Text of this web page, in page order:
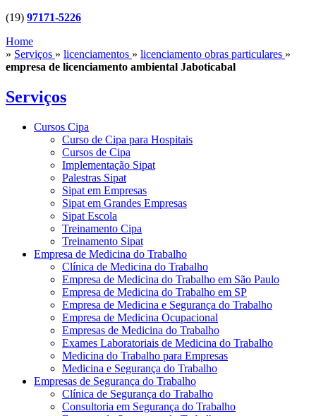
(19) 97171-5226
Home
» Serviços » licenciamentos » licenciamento obras particulares »
empresa de licenciamento ambiental Jaboticabal
Serviços
Cursos Cipa
Curso de Cipa para Hospitais
Cursos de Cipa
Implementação Sipat
Palestras Sipat
Sipat em Empresas
Sipat em Grandes Empresas
Sipat Escola
Treinamento Cipa
Treinamento Sipat
Empresa de Medicina do Trabalho
Clínica de Medicina do Trabalho
Empresa de Medicina do Trabalho em São Paulo
Empresa de Medicina do Trabalho em SP
Empresa de Medicina e Segurança do Trabalho
Empresa de Medicina Ocupacional
Empresas de Medicina do Trabalho
Exames Laboratoriais de Medicina do Trabalho
Medicina do Trabalho para Empresas
Medicina e Segurança do Trabalho
Empresas de Segurança do Trabalho
Clínica de Segurança do Trabalho
Consultoria em Segurança do Trabalho